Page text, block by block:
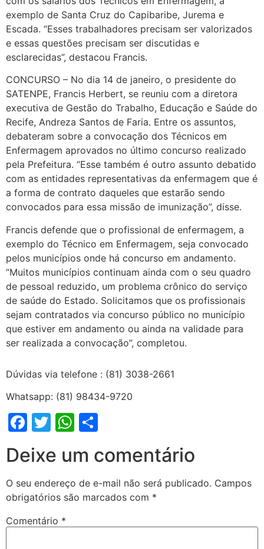
exemplo de Santa Cruz do Capibaribe, Jurema e
Escada. “Esses trabalhadores precisam ser valorizados
e essas questões precisam ser discutidas e
esclarecidas”, destacou Francis.
CONCURSO – No dia 14 de janeiro, o presidente do
SATENPE, Francis Herbert, se reuniu com a diretora
executiva de Gestão do Trabalho, Educação e Saúde do
Recife, Andreza Santos de Faria. Entre os assuntos,
debateram sobre a convocação dos Técnicos em
Enfermagem aprovados no último concurso realizado
pela Prefeitura. “Esse também é outro assunto debatido
com as entidades representativas da enfermagem que é
a forma de contrato daqueles que estarão sendo
convocados para essa missão de imunização”, disse.
Francis defende que o profissional de enfermagem, a
exemplo do Técnico em Enfermagem, seja convocado
pelos municípios onde há concurso em andamento.
“Muitos municípios continuam ainda com o seu quadro
de pessoal reduzido, um problema crônico do serviço
de saúde do Estado. Solicitamos que os profissionais
sejam contratados via concurso público no município
que estiver em andamento ou ainda na validade para
ser realizada a convocação”, completou.
Dúvidas via telefone : (81) 3038-2661
Whatsapp: (81) 98434-9720
Facebook
TwitterWhatsApp
Deixe um comentário
O seu endereço de e-mail não será publicado. Campos
obrigatórios são marcados com *
Comentário *